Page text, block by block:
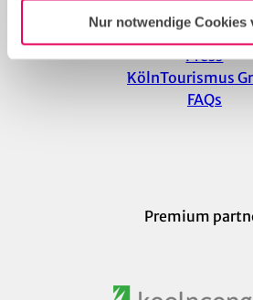
Nur notwendige Cookies
Newsletter
Press
KölnTourismus
FAQs
Premium